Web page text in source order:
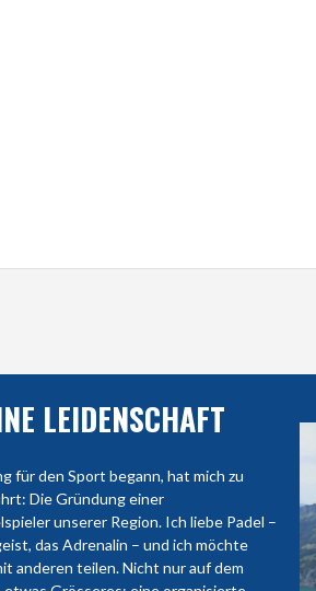
LEIDENSCHAFT
für den Sport begann, hat mich zu
Die Gründung einer
unserer Region. Ich liebe Padel –
das Adrenalin – und ich möchte
anderen teilen. Nicht nur auf dem